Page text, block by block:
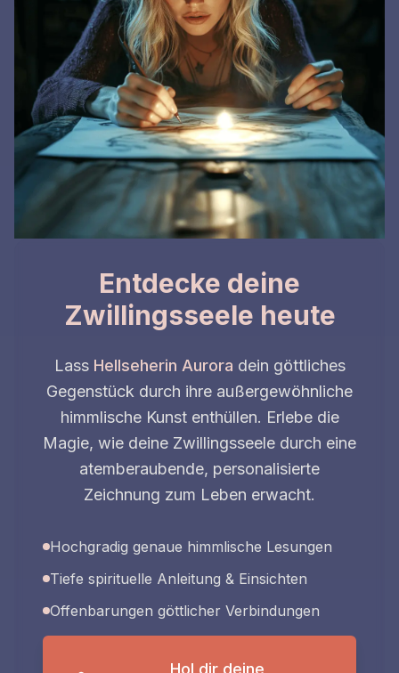
Entdecke deine
Zwillingsseele heute
Lass Hellseherin Aurora dein göttliches
Gegenstück durch ihre außergewöhnliche
himmlische Kunst enthüllen. Erlebe die
Magie, wie deine Zwillingsseele durch eine
atemberaubende, personalisierte
Zeichnung zum Leben erwacht.
Hochgradig genaue himmlische Lesungen
Tiefe spirituelle Anleitung & Einsichten
Offenbarungen göttlicher Verbindungen
Hol dir deine